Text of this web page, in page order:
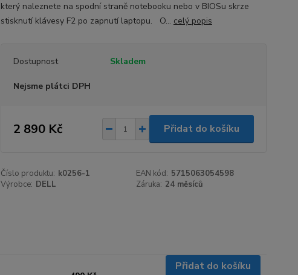
který naleznete na spodní straně notebooku nebo v BIOSu skrze
stisknutí klávesy F2 po zapnutí laptopu. O... celý popis
Dostupnost Skladem
Nejsme plátci DPH
2 890 Kč Přidat do košíku
Číslo produktu: k0256-1 EAN kód: 5715063054598
Výrobce: DELL Záruka: 24 měsíců
Přidat do košíku